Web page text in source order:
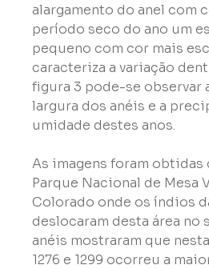
alargamento do anel com
período seco do ano um
pequeno com cor mais
caracteriza a variação
figura 3 pode-se observar
largura dos anéis e a
umidade destes anos.
As imagens foram obtidas
Parque Nacional de Mesa
Colorado onde os índios
deslocaram desta área no
anéis mostraram que
1276 e 1299 ocorreu a